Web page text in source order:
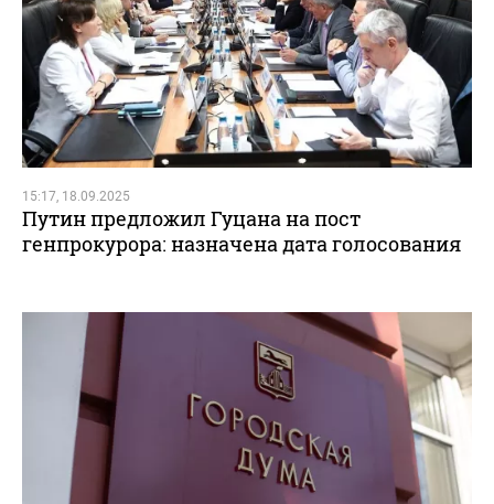
15:17, 18.09.2025
Путин предложил Гуцана на пост
генпрокурора: назначена дата голосования